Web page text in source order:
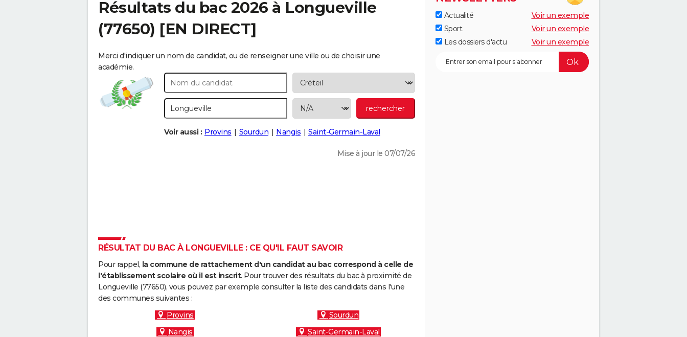
Résultats du bac 2026 à Longueville
(77650) [EN DIRECT]
Merci d'indiquer un nom de candidat, ou de renseigner une ville ou de choisir une
académie.
Voir aussi : Provins Sourdun Nangis Saint-Germain-Laval
Mise à jour le 07/07/26
RÉSULTAT DU BAC À LONGUEVILLE : CE QU'IL FAUT SAVOIR
Pour rappel, la commune de rattachement d'un candidat au bac correspond à celle de
l'établissement scolaire où il est inscrit. Pour trouver des résultats du bac à proximité de
Longueville (77650), vous pouvez par exemple consulter la liste des candidats dans l'une
des communes suivantes :
Provins
Sourdun
Nangis
Saint-Germain-Laval
Actualité
Voir un exemple
Sport
Voir un exemple
Les dossiers d'actu
Voir un exemple